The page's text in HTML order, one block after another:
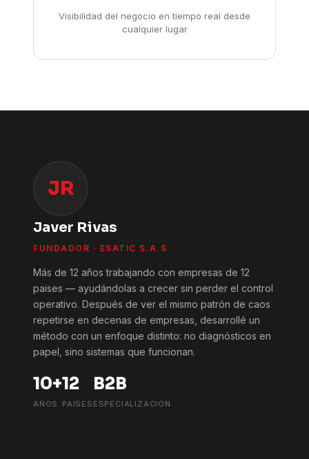
Visibilidad del negocio en tiempo real desde
cualquier lugar
JR
Javer Rivas
FUNDADOR · ESATIC S.A.S
Más de 12 años trabajando con empresas de 12
paises — ayudándolas a crecer sin perder el control
operativo. Después de ver el mismo patrón de caos
repetirse en decenas de empresas, desarrollé un
método con un enfoque distinto: no diagnósticos en
papel, sino sistemas que funcionan.
10+
AÑOS
12
PAÍSES
B2B
ESPECIALIZACIÓN